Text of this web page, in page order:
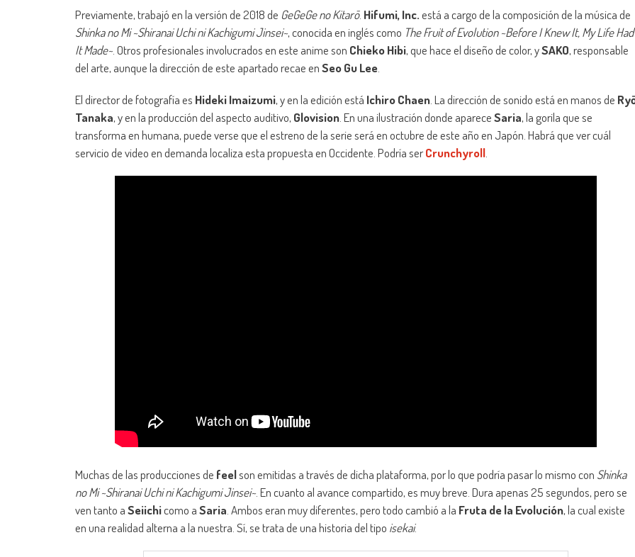
Previamente, trabajó en la versión de 2018 de GeGeGe no Kitarō. Hifumi, Inc.está a cargo de la composición de la música de
Shinka no Mi ~Shiranai Uchi ni Kachigumi Jinsei~, conocida en inglés como The Fruit of Evolution ~Before I Knew It, My Life Had
It Made~. Otros profesionales involucrados en este anime son Chieko Hibi, que hace el diseño de color, ySAKO, responsable
del arte, aunque la dirección de este apartado recae enSeo Gu Lee.
El director de fotografía es Hideki Imaizumi, y en la edición está Ichiro Chaen. La dirección de sonido está en manos de
Tanaka, y en la producción del aspecto auditivo, Glovision. En una ilustración donde apareceSaria, la gorila que se
transforma en humana, puede verse que el estreno de la serie será en octubre de este año en Japón. Habrá que ver cuál
servicio de video en demanda localiza esta propuesta en Occidente. Podría serCrunchyroll.
Muchas de las producciones de feelson emitidas a través de dicha plataforma, por lo que podría pasar lo mismo con Shinka
no Mi ~Shiranai Uchi ni Kachigumi Jinsei~. En cuanto al avance compartido, es muy breve. Dura apenas 25 segundos, pero se
ven tanto aSeiichicomo aSaria. Ambos eran muy diferentes, pero todo cambió a la Fruta de la Evolución, la cual existe
en una realidad alterna a la nuestra. Sí, se trata de una historia del tipo isekai.